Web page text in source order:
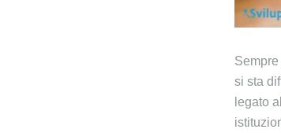
si sta
legato